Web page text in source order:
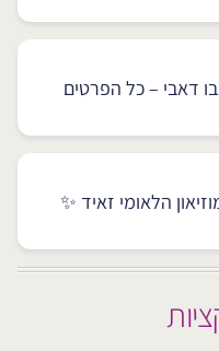
הלאומי זאיד ✨